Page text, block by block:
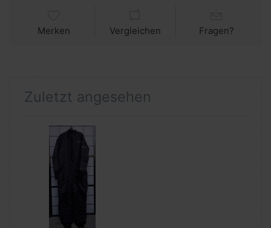
Merken Vergleichen Fragen?
Zuletzt angesehen